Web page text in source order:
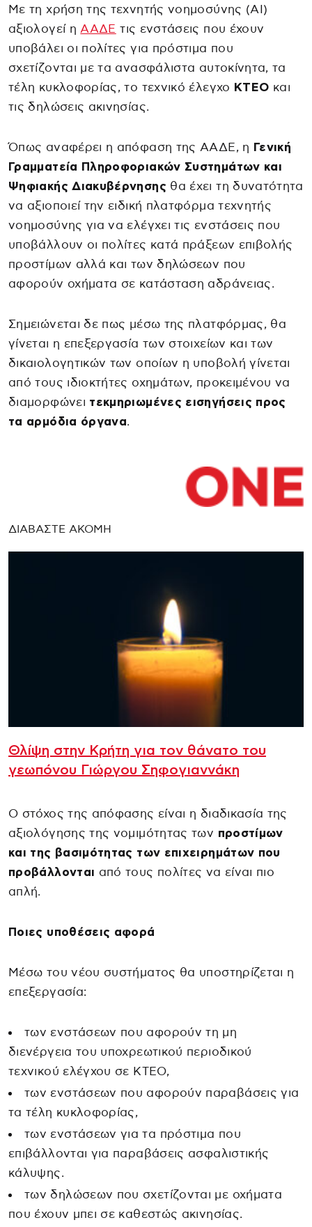
Με τη χρήση της τεχνητής νοημοσύνης (ΑΙ)
αξιολογεί η ΑΑΔΕ τις ενστάσεις που έχουν
υποβάλει οι πολίτες για πρόστιμα που
σχετίζονται με τα ανασφάλιστα αυτοκίνητα, τα
τέλη κυκλοφορίας, το τεχνικό έλεγχο ΚΤΕΟ και
τις δηλώσεις ακινησίας.
Όπως αναφέρει η απόφαση της ΑΑΔΕ, η Γενική
Γραμματεία Πληροφοριακών Συστημάτων και
Ψηφιακής Διακυβέρνησηςθα έχει τη δυνατότητα
να αξιοποιεί την ειδική πλατφόρμα τεχνητής
νοημοσύνης για να ελέγχει τις ενστάσεις που
υποβάλλουν οι πολίτες κατά πράξεων επιβολής
προστίμων αλλά και των δηλώσεων που
αφορούν οχήματα σε κατάσταση αδράνειας.
Σημειώνεται δε πως μέσω της πλατφόρμας, θα
γίνεται η επεξεργασία των στοιχείων και των
δικαιολογητικών των οποίων η υποβολή γίνεται
από τους ιδιοκτήτες οχημάτων, προκειμένου να
διαμορφώνει τεκμηριωμένες εισηγήσεις προς
τα αρμόδια όργανα.
ΔΙΑΒΑΣΤΕ ΑΚΟΜΗ
Θλίψη στην Κρήτη για τον θάνατο του
γεωπόνου Γιώργου Σηφογιαννάκη
Ο στόχος της απόφασης είναι η διαδικασία της
αξιολόγησης της νομιμότητας των προστίμων
και της βασιμότητας των επιχειρημάτων που
προβάλλονται από τους πολίτες να είναι πιο
απλή.
Ποιες υποθέσεις αφορά
Μέσω του νέου συστήματος θα υποστηρίζεται η
επεξεργασία:
των ενστάσεων που αφορούν τη μη
διενέργεια του υποχρεωτικού περιοδικού
τεχνικού ελέγχου σε ΚΤΕΟ,
των ενστάσεων που αφορούν παραβάσεις για
τα τέλη κυκλοφορίας,
των ενστάσεων για τα πρόστιμα που
επιβάλλονται για παραβάσεις ασφαλιστικής
κάλυψης.
των δηλώσεων που σχετίζονται με οχήματα
που έχουν μπει σε καθεστώς ακινησίας.